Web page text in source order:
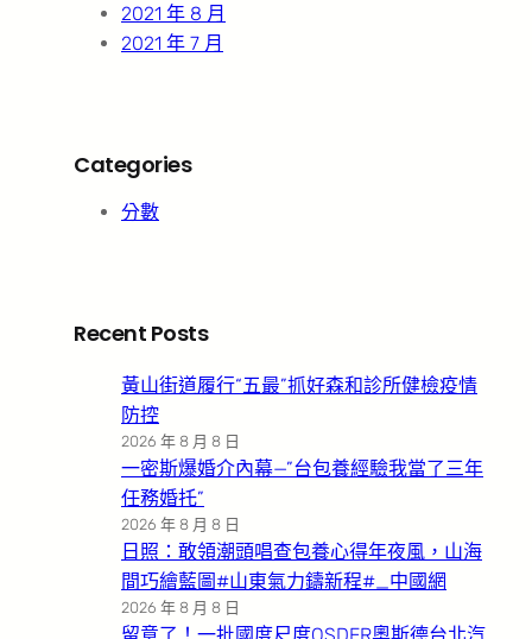
2021 年 8 月
2021 年 7 月
Categories
分數
Recent Posts
黃山街道履行“五最”抓好森和診所健檢疫情
防控
2026 年 8 月 8 日
一密斯爆婚介內幕—”台包養經驗我當了三年
任務婚托”
2026 年 8 月 8 日
日照：敢領潮頭唱查包養心得年夜風，山海
間巧繪藍圖#山東氣力鑄新程#_中國網
2026 年 8 月 8 日